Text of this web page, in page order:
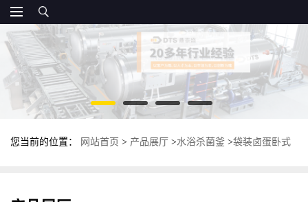
您当前的位置： 网站首页 > 产品展厅 >水浴杀菌釜 >袋装卤蛋卧式